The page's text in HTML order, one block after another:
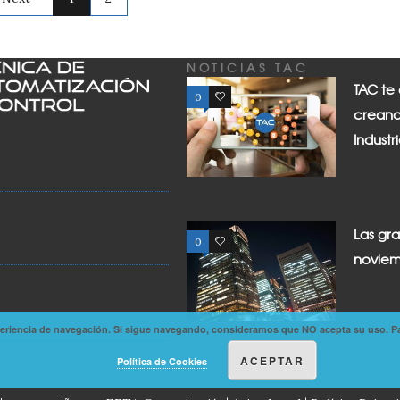
NOTICIAS TAC
0 0
TAC
0 0
Las
de navegación. Si sigue navegando, consideramos que NO acepta su
Política de Cookies ACEPTAR